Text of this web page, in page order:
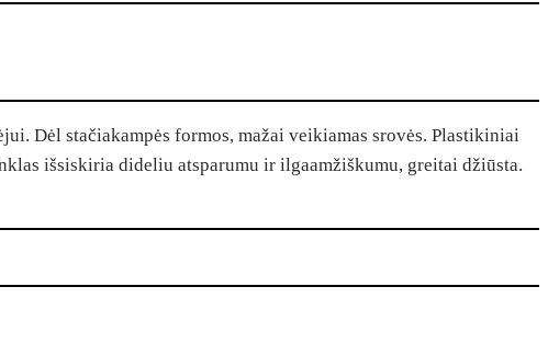
Dėl stačiakampės formos, mažai veikiamas srovės. Plastikiniai
išsiskiria dideliu atsparumu ir ilgaamžiškumu, greitai džiūsta.